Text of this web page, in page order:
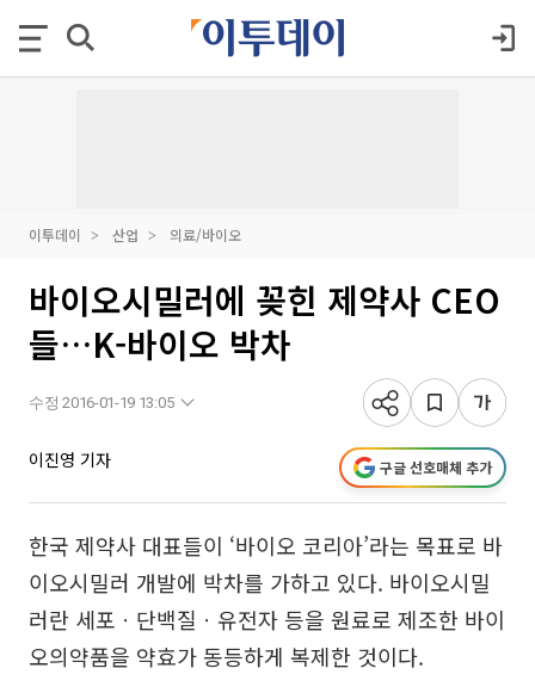
이투데이 산업 의료/바이오
바이오시밀러에 꽂힌 제약사 CEO
들…K-바이오 박차
수정 2016-01-19 13:05
이진영 기자 구글 선호매체 추가
한국 제약사 대표들이 ‘바이오 코리아’라는 목표로 바
이오시밀러 개발에 박차를 가하고 있다. 바이오시밀
러란 세포ㆍ단백질ㆍ유전자 등을 원료로 제조한 바이
오의약품을 약효가 동등하게 복제한 것이다.